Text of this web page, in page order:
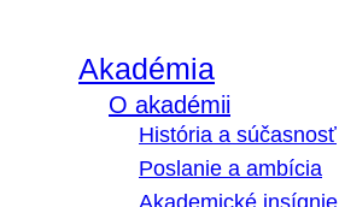
Akadémia
O akadémii
História a súčasnosť
Poslanie a ambícia